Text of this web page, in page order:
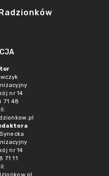
nr 14
71 48
nr 14
71 11